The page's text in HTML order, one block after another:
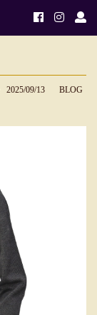
2025/09/13 BLOG